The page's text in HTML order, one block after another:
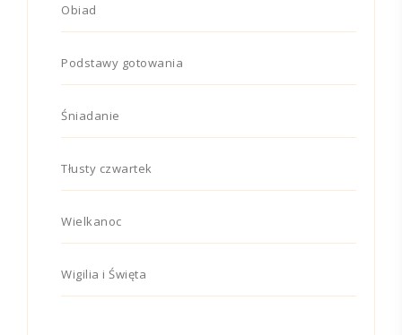
Obiad
Podstawy gotowania
Śniadanie
Tłusty czwartek
Wielkanoc
Wigilia i Święta